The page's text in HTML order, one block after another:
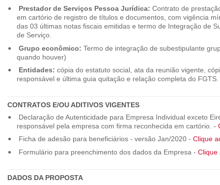
Prestador de Serviços Pessoa Jurídica: Contrato de
em cartório de registro de títulos e documentos, com vigência
das 03 últimas notas fiscais emitidas e termo de Integração de
de Serviço.
Grupo econômico: Termo de integração de subestipulante
quando houver)
Entidades: cópia do estatuto social, ata da reunião vigente,
responsável e última guia quitação e relação completa do FGTS.
CONTRATOS E/OU ADITIVOS VIGENTES
Declaração de Autenticidade para Empresa Individual exceto
responsável pela empresa com firma reconhecida em cartório. -
Ficha de adesão para beneficiários - versão Jan/2020 - Clique
Formulário para preenchimento dos dados da Empresa - Clique
DADOS DA PROPOSTA